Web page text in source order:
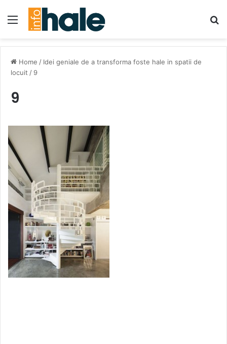
Menu
Home / Idei geniale de a transforma foste hale in spatii de
locuit / 9
9